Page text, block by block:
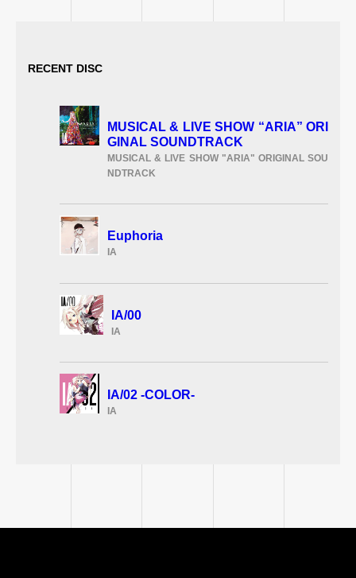
RECENT DISC
MUSICAL & LIVE SHOW “ARIA” ORI
GINAL SOUNDTRACK
MUSICAL & LIVE SHOW "ARIA" ORIGINAL SOU
NDTRACK
Euphoria
IA
IA/00
IA
IA/02 -COLOR-
IA